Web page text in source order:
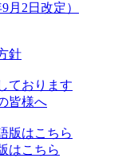
月2日改定）
針
ております
皆様へ
版はこちら
はこちら